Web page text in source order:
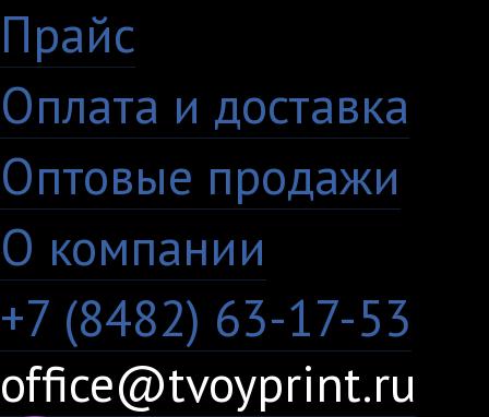
Прайс
Оплата и доставка
Оптовые продажи
О компании
+7 (8482) 63-17-53
office@tvoyprint.ru